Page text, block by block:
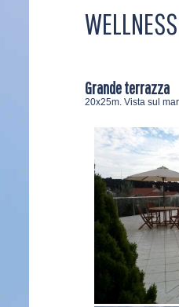
Grande terrazza
20x25m. Vista sul